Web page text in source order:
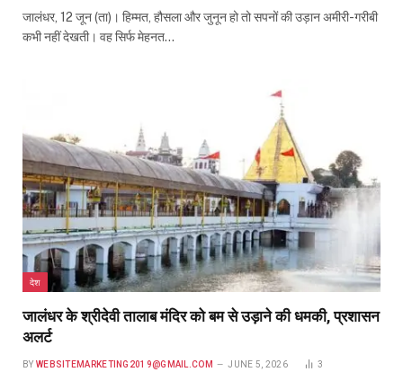
जालंधर, 12 जून (ता)। हिम्मत, हौसला और जुनून हो तो सपनों की उड़ान अमीरी-गरीबी
कभी नहीं देखती। वह सिर्फ मेहनत…
देश
जालंधर के श्रीदेवी तालाब मंदिर को बम से उड़ाने की धमकी, प्रशासन
अलर्ट
BY WEBSITEMARKETING2019@GMAIL.COM JUNE 5, 2026 3